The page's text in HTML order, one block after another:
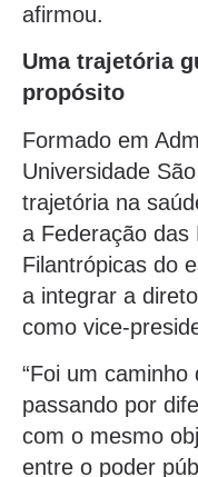
afirmou.
Uma trajetória
propósito
Formado em
Universidade
trajetória na
a Federação das
Filantrópicas do
a integrar a
como vice-
“Foi um
passando por
com o mesmo
entre o poder